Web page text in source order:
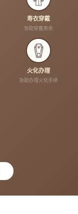
寿衣穿戴
协助穿戴寿衣
火化办理
协助办理火化手续